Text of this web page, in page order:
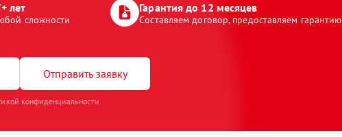
лет
сложности
Гарантия до 12 месяцев
Составляем договор, предоставляем гарантию
Отправить заявку
конфиденциальности